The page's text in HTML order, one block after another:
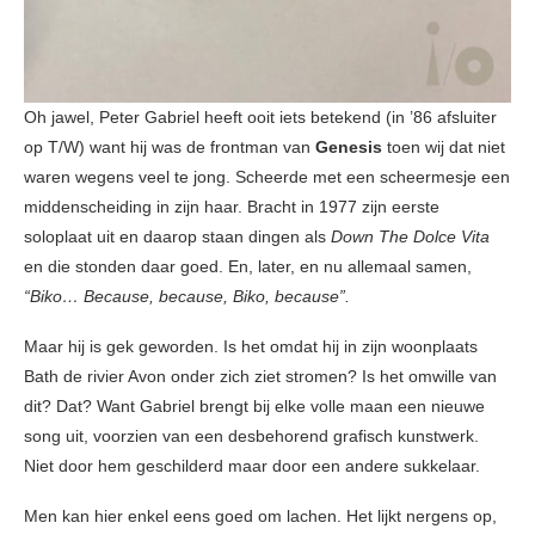
Oh jawel, Peter Gabriel heeft ooit iets betekend (in ’86 afsluiter
op T/W) want hij was de frontman van Genesis toen wij dat niet
waren wegens veel te jong. Scheerde met een scheermesje een
middenscheiding in zijn haar. Bracht in 1977 zijn eerste
soloplaat uit en daarop staan dingen als Down The Dolce Vita
en die stonden daar goed. En, later, en nu allemaal samen,
“Biko… Because, because, Biko, because”.
Maar hij is gek geworden. Is het omdat hij in zijn woonplaats
Bath de rivier Avon onder zich ziet stromen? Is het omwille van
dit? Dat? Want Gabriel brengt bij elke volle maan een nieuwe
song uit, voorzien van een desbehorend grafisch kunstwerk.
Niet door hem geschilderd maar door een andere sukkelaar.
Men kan hier enkel eens goed om lachen. Het lijkt nergens op,